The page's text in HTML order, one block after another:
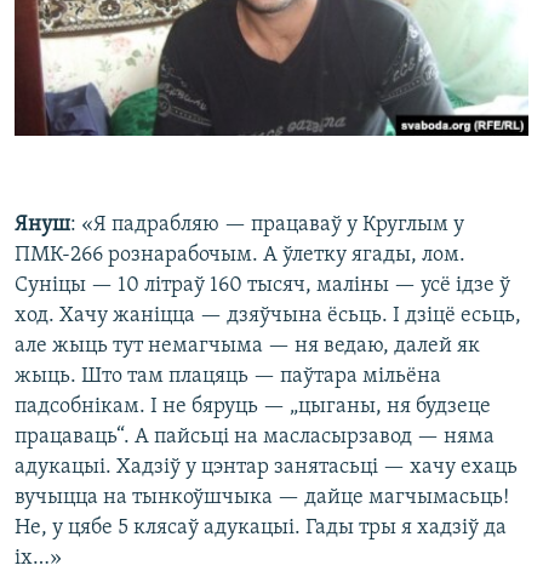
Януш: «Я падрабляю — працаваў у Круглым у
ПМК-266 рознарабочым. А ўлетку ягады, лом.
Суніцы — 10 літраў 160 тысяч, маліны — усё ідзе ў
ход. Хачу жаніцца — дзяўчына ёсьць. І дзіцё есьць,
але жыць тут немагчыма — ня ведаю, далей як
жыць. Што там плацяць — паўтара мільёна
падсобнікам. І не бяруць — „цыганы, ня будзеце
працаваць“. А пайсьці на масласырзавод — няма
адукацыі. Хадзіў у цэнтар занятасьці — хачу ехаць
вучыцца на тынкоўшчыка — дайце магчымасьць!
Не, у цябе 5 клясаў адукацыі. Гады тры я хадзіў да
іх…»